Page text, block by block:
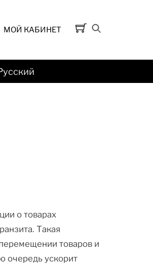
МОЙ КАБИНЕТ
о товарах
Такая
товаров и
очередь ускорит